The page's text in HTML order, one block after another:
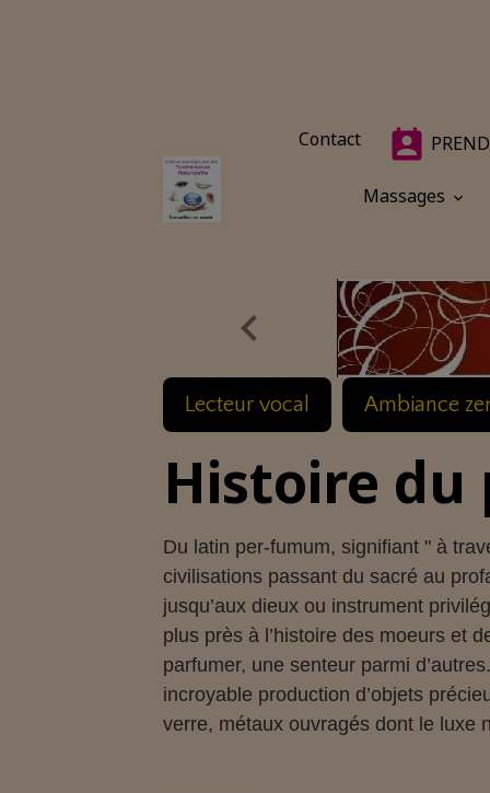
Contact
Massages
Lecteur vocal Ambiance
Histoire du
Du latin per-fumum, signifiant " à
civilisations passant du sacré au
jusqu’aux dieux ou instrument
plus près à l’histoire des moeurs et
parfumer, une senteur parmi
incroyable production d’objets
verre, métaux ouvragés dont le luxe